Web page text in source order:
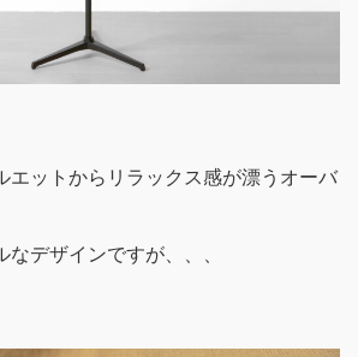
エットからリラックス感が漂うオーバ
デザインですが、、、